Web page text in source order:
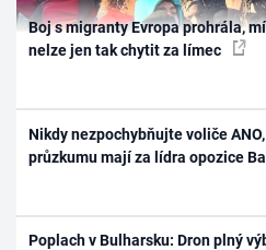
Boj s migranty Evropa prohrála,
nelze jen tak chytit za límec
Nikdy nezpochybňujte voliče
průzkumu mají za lídra opozice
Poplach v Bulharsku: Dron plný